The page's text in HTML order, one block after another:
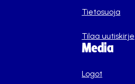
Tietosuoja
Tilaa uutiskirje
Media
Logot